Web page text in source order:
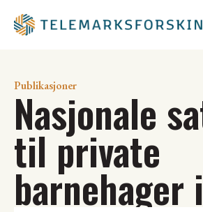
Publikasjoner
Nasjonale
til private
barnehager